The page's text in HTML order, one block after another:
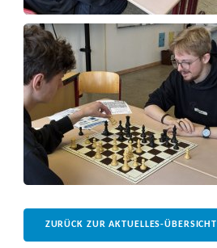
ZURÜCK ZUR AKTUELLES-ÜBERSICHT